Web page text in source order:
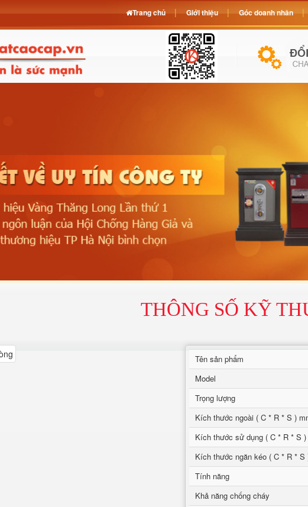
THÔNG SỐ KỸ
Tên sản phẩm
Model
Trọng lượng
Kích thước ngoài ( C * R * S )
Kích thước sử dụng ( C * R * S )
Kích thước ngăn kéo ( C * R * S
Tính năng
Khả năng chống cháy
Trang chủ Giới thiệu Góc doanh nhân